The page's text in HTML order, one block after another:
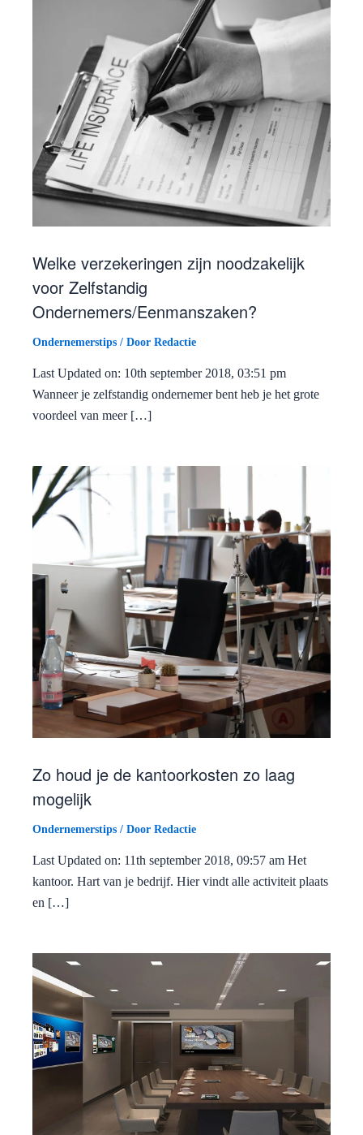
Welke verzekeringen zijn noodzakelijk
voor Zelfstandig
Ondernemers/Eenmanszaken?
Ondernemerstips / Door Redactie
Last Updated on: 10th september 2018, 03:51 pm
Wanneer je zelfstandig ondernemer bent heb je het grote
voordeel van meer […]
Zo houd je de kantoorkosten zo laag
mogelijk
Ondernemerstips / Door Redactie
Last Updated on: 11th september 2018, 09:57 am Het
kantoor. Hart van je bedrijf. Hier vindt alle activiteit plaats
en […]